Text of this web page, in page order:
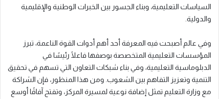
السياسات التعليمية، وبناء الجسور بين الخبرات الوطنية والإقليمية
والدولية.
وفي عالم أصبحت فيه المعرفة أحد أهم أدوات القوة الناعمة، تبرز
المؤسسات التعليمية المتخصصة بوصفها فاعلًا رئيسًا في
الدبلوماسية التعليمية، وفي بناء شبكات التعاون التي تسهم في تحقيق
التنمية وتعزيز التفاهم بين الشعوب. ومن هذا المنظور، فإن الشراكة
مع وزارة التعليم تمثل إضافة نوعية لمسيرة المركز، وتفتح آفاقًا أوسع